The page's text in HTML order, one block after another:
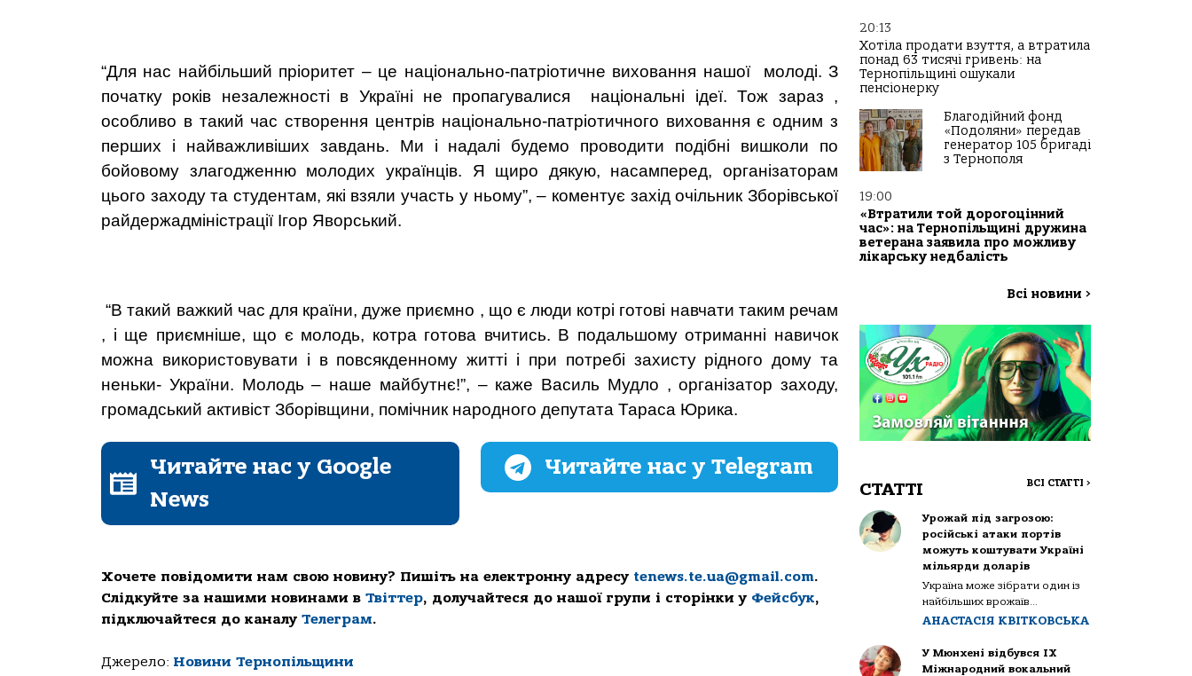
“Для нас найбільший пріоритет – це національно-патріотичне виховання нашої молоді. З
початку років незалежності в Україні не пропагувалися національні ідеї. Тож зараз ,
особливо в такий час створення центрів національно-патріотичного виховання є одним з
перших і найважливіших завдань. Ми і надалі будемо проводити подібні вишколи по
бойовому злагодженню молодих українців. Я щиро дякую, насамперед, організаторам
цього заходу та студентам, які взяли участь у ньому”, – коментує захід очільник Зборівської
райдержадміністрації Ігор Яворський.
“В такий важкий час для країни, дуже приємно , що є люди котрі готові навчати таким речам
, і ще приємніше, що є молодь, котра готова вчитись. В подальшому отриманні навичок
можна використовувати і в повсякденному житті і при потребі захисту рідного дому та
неньки- України. Молодь – наше майбутнє!”, – каже Василь Мудло , організатор заходу,
громадський активіст Зборівщини, помічник народного депутата Тараса Юрика.
Читайте нас у Google
News
Читайте нас у Telegram
Хочете повідомити нам свою новину? Пишіть на електронну адресу tenews.te.ua@gmail.com.
Слідкуйте за нашими новинами в Твіттер, долучайтеся до нашої групи і сторінки у Фейсбук,
підключайтеся до каналу Телеграм.
Джерело: Новини Тернопільщини
20:13
Хотіла продати взуття, а втратила
понад 63 тисячі гривень: на
Тернопільщині ошукали
пенсіонерку
Благодійний фонд
«Подоляни» передав
генератор 105 бригаді
з Тернополя
19:00
«Втратили той дорогоцінний
час»: на Тернопільщині дружина
ветерана заявила про можливу
лікарську недбалість
Всі новини >
СТАТТІ ВСІ СТАТТІ >
Урожай під загрозою:
російські атаки портів
можуть коштувати Україні
мільярди доларів
Україна може зібрати один із
найбільших врожаїв...
АНАСТАСІЯ КВІТКОВСЬКА
У Мюнхені відбувся IX
Міжнародний вокальний